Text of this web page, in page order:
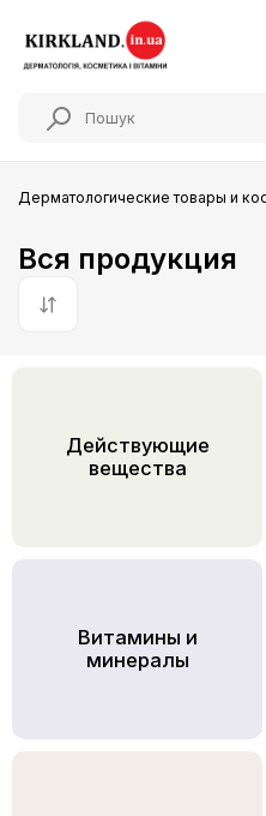
Дерматологические товары и
Вся продукция
По умолчанию
Действующие
вещества
Витамины и
минералы